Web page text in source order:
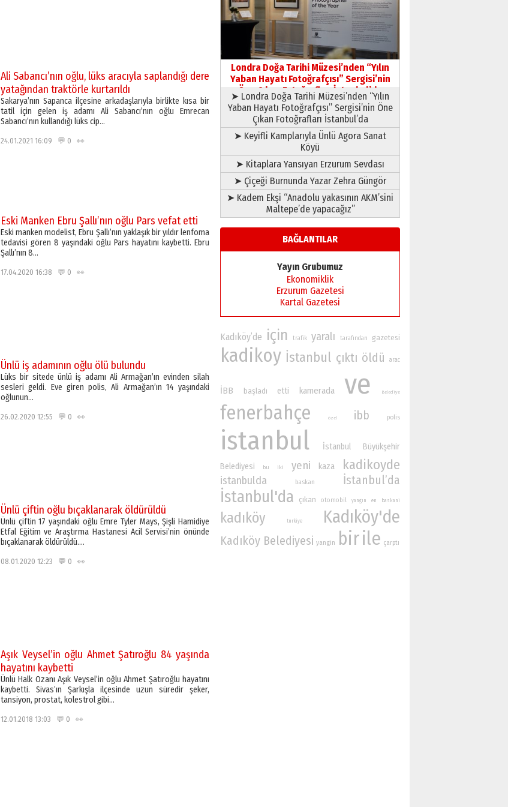
Ali Sabancı’nın oğlu, lüks aracıyla saplandığı dere
yatağından traktörle kurtarıldı
Sakarya’nın Sapanca ilçesine arkadaşlarıyla birlikte kısa bir
tatil için gelen iş adamı Ali Sabancı’nın oğlu Emrecan
Sabancı’nın kullandığı lüks cip…
24.01.2021 16:09 💬 0 👀
Eski Manken Ebru Şallı’nın oğlu Pars vefat etti
Eski manken modelist, Ebru Şallı’nın yaklaşık bir yıldır lenfoma
tedavisi gören 8 yaşındaki oğlu Pars hayatını kaybetti. Ebru
Şallı’nın 8…
17.04.2020 16:38 💬 0 👀
Ünlü iş adamının oğlu ölü bulundu
Lüks bir sitede ünlü iş adamı Ali Armağan’ın evinden silah
sesleri geldi. Eve giren polis, Ali Armağan’ın 14 yaşındaki
oğlunun…
26.02.2020 12:55 💬 0 👀
Ünlü çiftin oğlu bıçaklanarak öldürüldü
Ünlü çiftin 17 yaşındaki oğlu Emre Tyler Mays, Şişli Hamidiye
Etfal Eğitim ve Araştırma Hastanesi Acil Servisi’nin önünde
bıçaklanarak öldürüldü….
08.01.2020 12:23 💬 0 👀
Aşık Veysel’in oğlu Ahmet Şatıroğlu 84 yaşında
hayatını kaybetti
Ünlü Halk Ozanı Aşık Veysel’in oğlu Ahmet Şatıroğlu hayatını
kaybetti. Sivas’ın Şarkışla ilçesinde uzun süredir şeker,
tansiyon, prostat, kolestrol gibi…
12.01.2018 13:03 💬 0 👀
Londra Doğa Tarihi Müzesi’nden “Yılın
Yaban Hayatı Fotoğrafçısı” Sergisi’nin
Öne Çıkan Fotoğrafları İstanbul’da
➤ Londra Doğa Tarihi Müzesi’nden “Yılın
Yaban Hayatı Fotoğrafçısı” Sergisi’nin Öne
Çıkan Fotoğrafları İstanbul’da
➤ Keyifli Kamplarıyla Ünlü Agora Sanat
Köyü
➤ Kitaplara Yansıyan Erzurum Sevdası
➤ Çiçeği Burnunda Yazar Zehra Güngör
➤ Kadem Ekşi “Anadolu yakasının AKM’sini
Maltepe’de yapacağız”
BAĞLANTILAR
Yayın Grubumuz
Ekonomiklik
Erzurum Gazetesi
Kartal Gazetesi
Kadıköy’de için trafik yaralı tarafından gazetesi
kadikoy İstanbul çıktı öldü arac
İBB başladı etti kamerada ve Belediye
fenerbahçe özel ibb polis
istanbul
İstanbul Büyükşehir
Belediyesi
bu iki yeni kaza kadikoyde
istanbulda baskan İstanbul’da
İstanbul'da çıkan otomobil yangın en baskani
kadıköy turkiye Kadıköy'de
Kadıköy Belediyesi yangin birile çarptı